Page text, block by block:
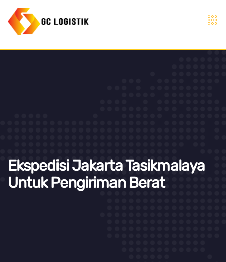
Ekspedisi Jakarta Tasikmalaya
Untuk Pengiriman Berat